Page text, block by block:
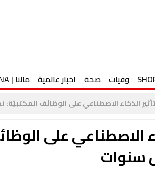
وفيات صحة اخبار عالمية مالنا | MALNA
تأثير الذكاء الاصطناعي على الوظائف المكتبيّة:
الاصطناعي على
سنوات